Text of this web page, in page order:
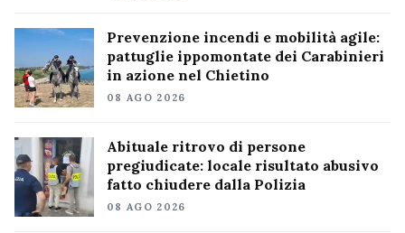
Prevenzione incendi e mobilità agile:
pattuglie ippomontate dei Carabinieri
in azione nel Chietino
08 AGO 2026
Abituale ritrovo di persone
pregiudicate: locale risultato abusivo
fatto chiudere dalla Polizia
08 AGO 2026